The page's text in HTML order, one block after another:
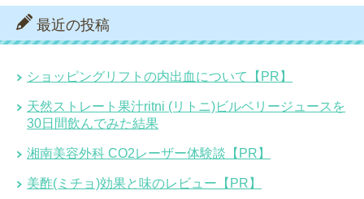
最近の投稿
ショッピングリフトの内出血について【PR】
天然ストレート果汁ritni (リトニ)ビルベリージュースを
30日間飲んでみた結果
湘南美容外科 CO2レーザー体験談【PR】
美酢(ミチョ)効果と味のレビュー【PR】